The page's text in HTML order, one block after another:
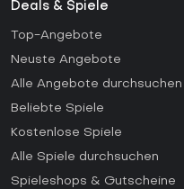
Deals & Spiele
Top-Angebote
Neuste Angebote
Alle Angebote durchsuchen
Beliebte Spiele
Kostenlose Spiele
Alle Spiele durchsuchen
Spieleshops & Gutscheine